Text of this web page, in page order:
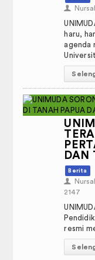
👤
haru,
agenda
DAN
Berita
👤
2147
resmi